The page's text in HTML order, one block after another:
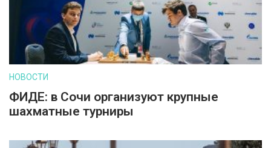
НОВОСТИ
ФИДЕ: в Сочи организуют крупные
шахматные турниры